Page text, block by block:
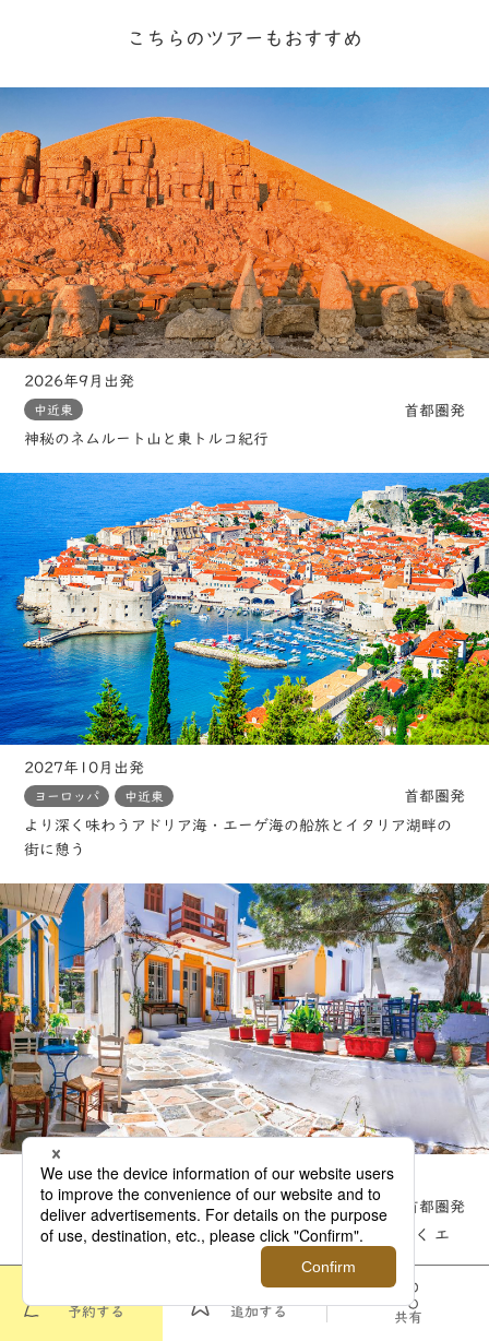
予約する
追加する
共有
こちらのツアーもおすすめ
2026年9月出発
中近東
首都圏発
神秘のネムルート山と東トルコ紀行
2027年10月出発
ヨーロッパ 中近東
首都圏発
より深く味わうアドリア海・エーゲ海の船旅とイタリア湖畔の
街に憩う
2027年10月出発
ヨーロッパ
首都圏発
神話、伝説、祈り まだ見ぬ魅力を探して 定番の一歩先ゆく エ